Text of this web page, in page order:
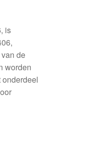
is
de
worden
onderdeel